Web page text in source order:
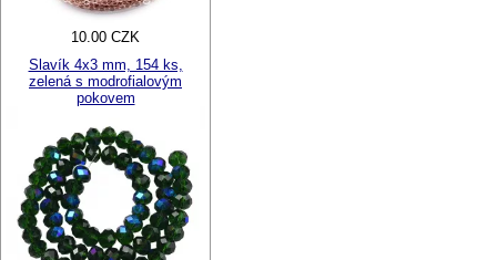
10.00 CZK
Slavík 4x3 mm, 154 ks,
zelená s modrofialovým
pokovem